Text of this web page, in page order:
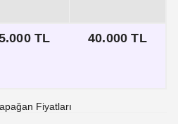
TL 40.000 TL
Fiyatları